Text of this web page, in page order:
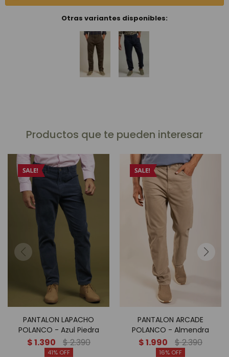
Otras variantes disponibles:
Productos que te pueden interesar
PANTALON LAPACHO
POLANCO - Azul Piedra
$1.390 $2.390
41
PANTALON ARCADE
POLANCO - Almendra
$1.990 $2.390
16